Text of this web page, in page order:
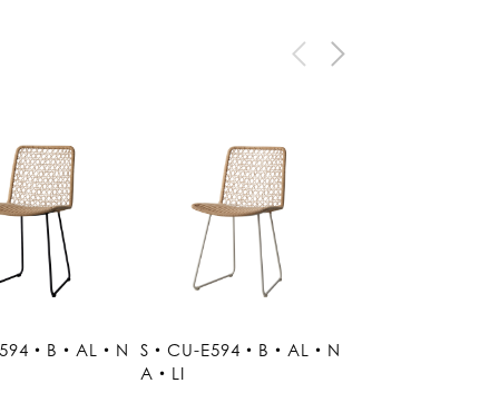
・B・AL・N
S・CU-E594・B・AL・N
A・LI